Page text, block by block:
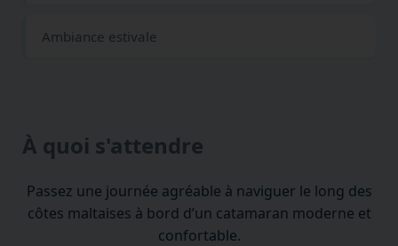
Ambiance estivale
À quoi s'attendre
Passez une journée agréable à naviguer le long des
côtes maltaises à bord d’un catamaran moderne et
confortable.